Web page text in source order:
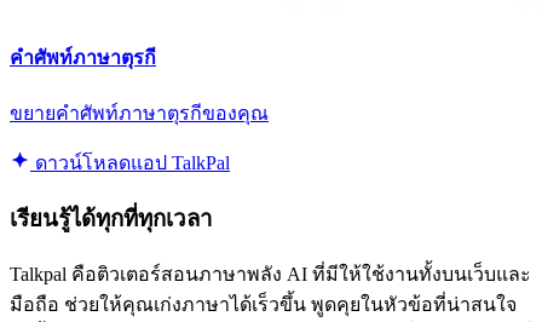
คำศัพท์ภาษาตุรกี
ขยายคำศัพท์ภาษาตุรกีของคุณ
ดาวน์โหลดแอป TalkPal
เรียนรู้ได้ทุกที่ทุกเวลา
Talkpal คือติวเตอร์สอนภาษาพลัง AI ที่มีให้ใช้งานทั้งบนเว็บและ
มือถือ ช่วยให้คุณเก่งภาษาได้เร็วขึ้น พูดคุยในหัวข้อที่น่าสนใจ